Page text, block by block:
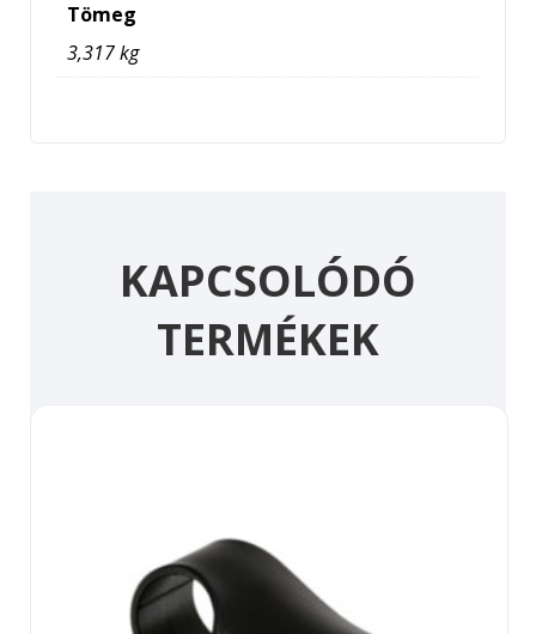
Tömeg
3,317 kg
KAPCSOLÓDÓ
TERMÉKEK